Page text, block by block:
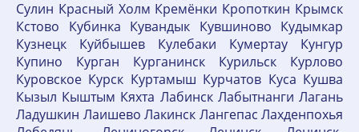
Сулин Красный Холм Кремёнки Кропоткин Крымск
Кстово Кубинка Кувандык Кувшиново Кудымкар
Кузнецк Куйбышев Кулебаки Кумертау Кунгур
Купино Курган Курганинск Курильск Курлово
Куровское Курск Куртамыш Курчатов Куса Кушва
Кызыл Кыштым Кяхта Лабинск Лабытнанги Лагань
Ладушкин Лаишево Лакинск Лангепас Лахденпохья